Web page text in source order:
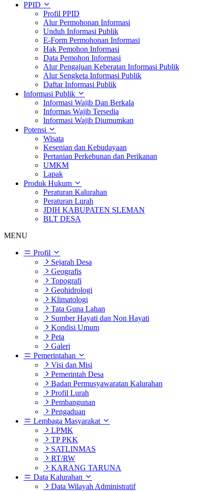
PPID
Profil PPID
Alur Permohonan Informasi
Unduh Informasi Publik
E-Form Permohonan Informasi
Hak Pemohon Informasi
Data Pemohon Informasi
Alur Pengajuan Keberatan Informasi Publik
Alur Sengketa Informasi Publik
Daftar Informasi Publik
Informasi Publik
Informasi Wajib Dan Berkala
Informas Wajib Tersedia
Informasi Wajib Diumumkan
Potensi
Wisata
Kesenian dan Kebudayaan
Pertanian Perkebunan dan Perikanan
UMKM
Lapak
Produk Hukum
Peraturan Kalurahan
Peraturan Lurah
JDIH KABUPATEN SLEMAN
BLT DESA
MENU
Profil
Sejarah Desa
Geografis
Topografi
Geohidrologi
Klimatologi
Tata Guna Lahan
Sumber Hayati dan Non Hayati
Kondisi Umum
Peta
Galeri
Pemerintahan
Visi dan Misi
Pemerintah Desa
Badan Permusyawaratan Kalurahan
Profil Lurah
Pembangunan
Pengaduan
Lembaga Masyarakat
LPMK
TP PKK
SATLINMAS
RT/RW
KARANG TARUNA
Data Kalurahan
Data Wilayah Administratif